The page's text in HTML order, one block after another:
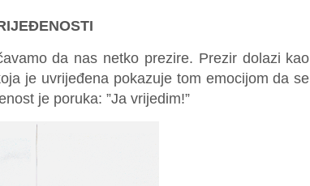
da nas netko prezire. Prezir dolazi kao
je uvrijeđena pokazuje tom emocijom da se
je poruka: ”Ja vrijedim!”